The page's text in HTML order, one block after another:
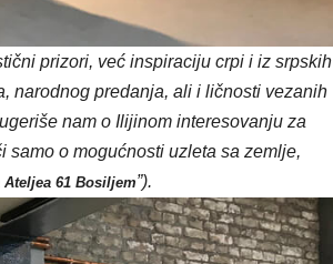
prizori, već inspiraciju crpi i iz srpskih
narodnog predanja, ali i ličnosti vezanih
nam o Ilijinom interesovanju za
samo o mogućnosti uzleta sa zemlje,
61 Bosiljem”).